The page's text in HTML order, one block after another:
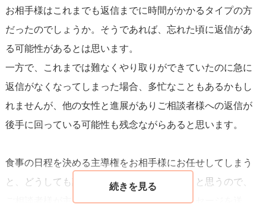
お相手様はこれまでも返信までに時間がかかるタイプの方
だったのでしょうか。そうであれば、忘れた頃に返信があ
る可能性があるとは思います。
一方で、これまでは難なくやり取りができていたのに急に
返信がなくなってしまった場合、多忙なこともあるかもし
れませんが、他の女性と進展がありご相談者様への返信が
後手に回っている可能性も残念ながらあると思います。
食事の日程を決める主導権をお相手様にお任せしてしまう
と、どうしても話が進みにくくなってしまうと思うので、
ご相談者様が主導権を握って話を進めるメッセージを送